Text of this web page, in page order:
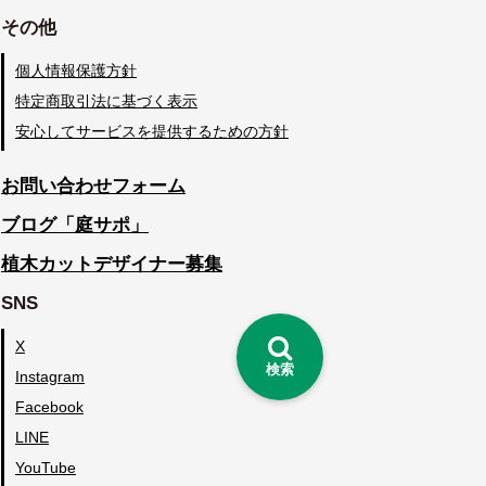
検索
その他
個人情報保護方針
特定商取引法に基づく表示
安心してサービスを提供するための方針
お問い合わせフォーム
ブログ「庭サポ」
植木カットデザイナー募集
SNS
X
Instagram
Facebook
LINE
YouTube